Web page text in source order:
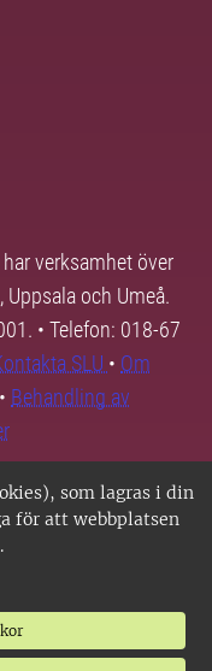
som lagras i din
för att webbplatsen
verksamhet över
Uppsala och Umeå.
• Telefon: 018-67
SLU • Om
• Behandling av